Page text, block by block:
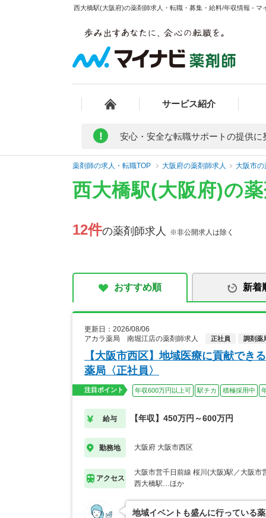
西大橋駅(大阪府)の薬剤師求人・転職・募集・給料/年収情報 - マ
サービス紹介
! 安心・安全な転職サポートの提供に
薬剤師の求人・転職TOP 大阪府の薬剤師求人 大阪市の
西大橋駅(大阪府)の
12件の薬剤師求人 ※非公開求人は除く
おすすめ順 新着
更新日：2026/08/06
アカラ薬局 南堀江店の薬剤師求人
正社員 調剤薬
【大阪市西区】地域医療に貢献で
薬局〈正社員〉
注目ポイント 年収600万円以上可 駅チカ 積極採用中
給与 【年収】450万円～600万円
勤務地 大阪府 大阪市西区
アクセス
大阪市営千日前線 桜川(大阪)駅／大阪市
西大橋駅…ほか
地域イベントも盛んに行っている